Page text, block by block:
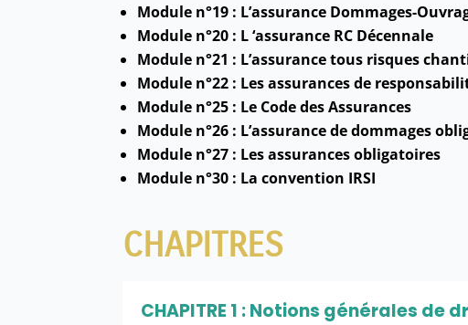
Module n°19 : L’assurance Dommages-
Module n°20 : L ‘assurance RC Décennale
Module n°21 : L’assurance tous risques
Module n°22 : Les assurances de
Module n°25 : Le Code des Assurances
Module n°26 : L’assurance de dommages
Module n°27 : Les assurances obligatoires
Module n°30 : La convention IRSI
CHAPITRES
CHAPITRE 1 : Notions générales de